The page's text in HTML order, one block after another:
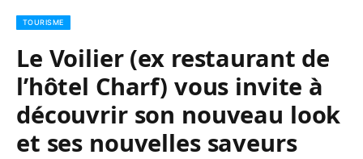
TOURISME
Le Voilier (ex restaurant de
l’hôtel Charf) vous invite à
découvrir son nouveau look
et ses nouvelles saveurs